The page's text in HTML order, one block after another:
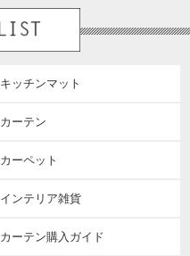
キッチンマット
カーテン
カーペット
インテリア雑貨
カーテン購入ガイド